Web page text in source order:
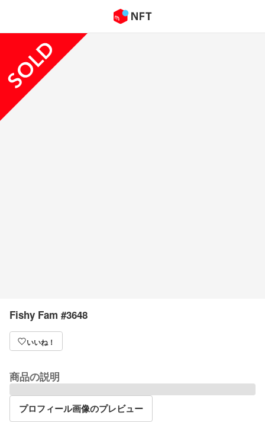
Fishy Fam #3648
いいね！
商品の説明
プロフィール画像のプレビュー